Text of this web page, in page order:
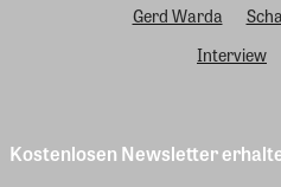
Gerd Warda
Interview
Kostenlosen Newsletter